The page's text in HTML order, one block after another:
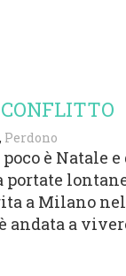
, Perdono
è Natale
portate
a Milano nel
andata a